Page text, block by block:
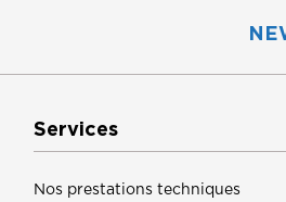
Services
Nos prestations techniques